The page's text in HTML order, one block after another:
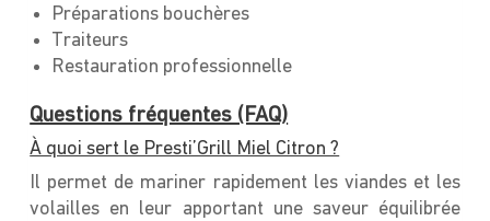
Préparations bouchères
Traiteurs
Restauration professionnelle
Questions fréquentes (FAQ)
À quoi sert le Presti’Grill Miel Citron ?
Il permet de mariner rapidement les viandes et les
volailles en leur apportant une saveur équilibrée